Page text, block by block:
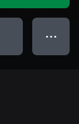
● ● ●